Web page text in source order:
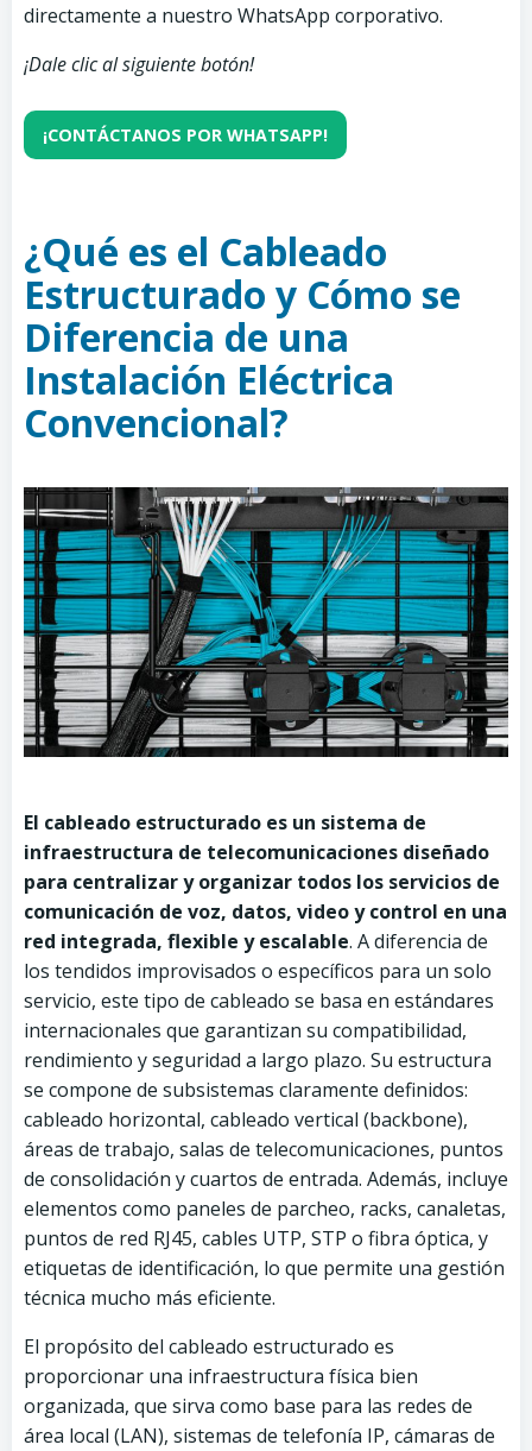
directamente a nuestro WhatsApp corporativo.
¡Dale clic al siguiente botón!
¡CONTÁCTANOS POR WHATSAPP!
¿Qué es el Cableado
Estructurado y Cómo se
Diferencia de una
Instalación Eléctrica
Convencional?
El cableado estructurado es un sistema de
infraestructura de telecomunicaciones diseñado
para centralizar y organizar todos los servicios de
comunicación de voz, datos, video y control en una
red integrada, flexible y escalable. A diferencia de
los tendidos improvisados o específicos para un solo
servicio, este tipo de cableado se basa en estándares
internacionales que garantizan su compatibilidad,
rendimiento y seguridad a largo plazo. Su estructura
se compone de subsistemas claramente definidos:
cableado horizontal, cableado vertical (backbone),
áreas de trabajo, salas de telecomunicaciones, puntos
de consolidación y cuartos de entrada. Además, incluye
elementos como paneles de parcheo, racks, canaletas,
puntos de red RJ45, cables UTP, STP o fibra óptica, y
etiquetas de identificación, lo que permite una gestión
técnica mucho más eficiente.
El propósito del cableado estructurado es
proporcionar una infraestructura física bien
organizada, que sirva como base para las redes de
área local (LAN), sistemas de telefonía IP, cámaras de